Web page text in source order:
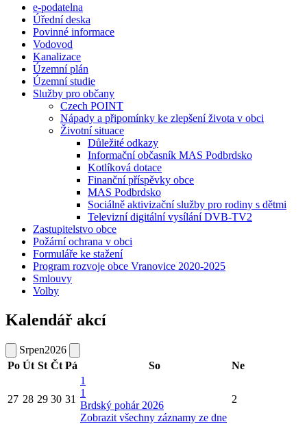
e-podatelna
Úřední deska
Povinné informace
Vodovod
Kanalizace
Územní plán
Územní studie
Služby pro občany
Czech POINT
Nápady a připomínky ke zlepšení života v obci
Životní situace
Důležité odkazy
Informační občasník MAS Podbrdsko
Kotlíková dotace
Finanční příspěvky obce
MAS Podbrdsko
Sociálně aktivizační služby pro rodiny s dětmi
Televizní digitální vysílání DVB-TV2
Zastupitelstvo obce
Požární ochrana v obci
Formuláře ke stažení
Program rozvoje obce Vranovice 2020-2025
Smlouvy
Volby
Kalendář akcí
Srpen2026
Po Út St Čt Pá So Ne
27 28 29 30 31
1
1
Brdský pohár 2026
Zobrazit všechny záznamy ze dne
2